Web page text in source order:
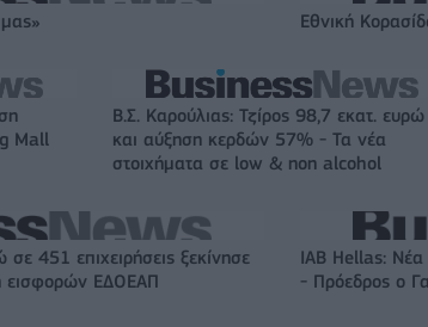
Εθνική
Mall
Β.Σ. Καρούλιας: Τζίρος 98,7 εκατ. ευρώ
και αύξηση κερδών 57% - Τα νέα
στοιχήματα σε low & non alcohol
451 επιχειρήσεις ξεκίνησε
εισφορών ΕΔΟΕΑΠ
IAB Hellas: Νέα
- Πρόεδρος ο